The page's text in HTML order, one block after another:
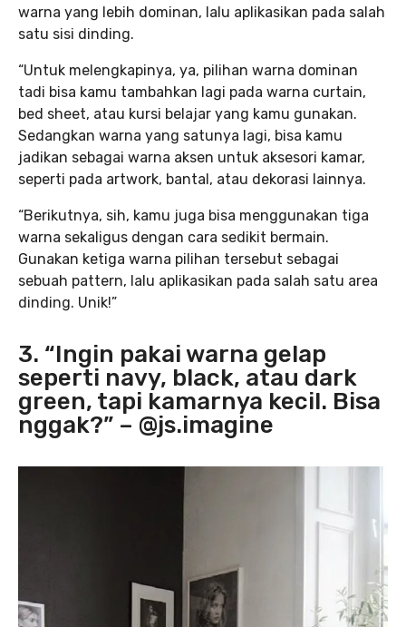
warna yang lebih dominan, lalu aplikasikan pada salah
satu sisi dinding.
“Untuk melengkapinya, ya, pilihan warna dominan
tadi bisa kamu tambahkan lagi pada warna curtain,
bed sheet, atau kursi belajar yang kamu gunakan.
Sedangkan warna yang satunya lagi, bisa kamu
jadikan sebagai warna aksen untuk aksesori kamar,
seperti pada artwork, bantal, atau dekorasi lainnya.
“Berikutnya, sih, kamu juga bisa menggunakan tiga
warna sekaligus dengan cara sedikit bermain.
Gunakan ketiga warna pilihan tersebut sebagai
sebuah pattern, lalu aplikasikan pada salah satu area
dinding. Unik!”
3. “Ingin pakai warna gelap
seperti navy, black, atau dark
green, tapi kamarnya kecil. Bisa
nggak?” – @js.imagine